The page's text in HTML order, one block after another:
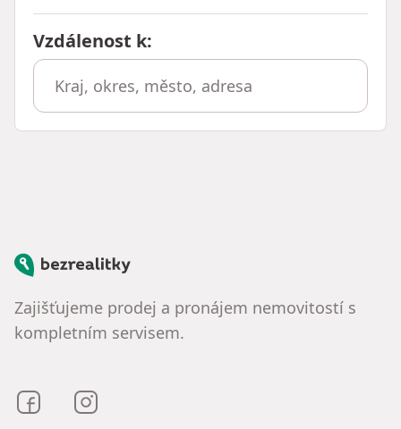
Vzdálenost k:
Bezrealitky
Zajišťujeme prodej a pronájem nemovitostí s
kompletním servisem.
Bezrealitky na Facebooku